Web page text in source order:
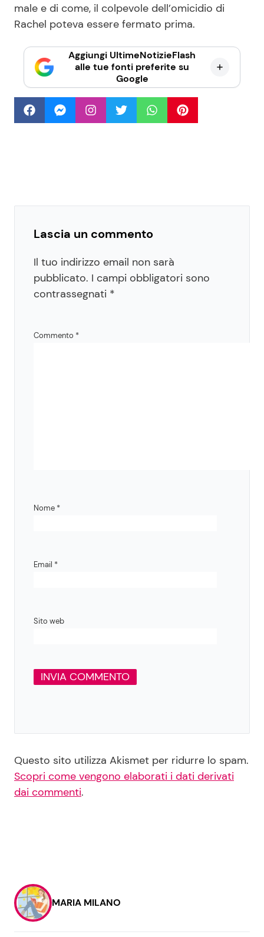
male e di come, il colpevole dell’omicidio di
Rachel poteva essere fermato prima.
Aggiungi UltimeNotizieFlash
alle tue fonti preferite su
Google
Lascia un commento
Il tuo indirizzo email non sarà
pubblicato. I campi obbligatori sono
contrassegnati *
Commento *
Nome *
Email *
Sito web
Questo sito utilizza Akismet per ridurre lo spam.
Scopri come vengono elaborati i dati derivati
dai commenti.
MARIA MILANO